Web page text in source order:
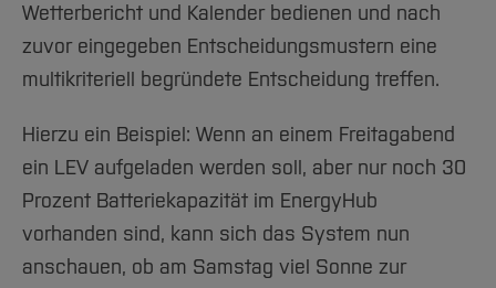
Wetterbericht und Kalender bedienen und nach
zuvor eingegeben Entscheidungsmustern eine
multikriteriell begründete Entscheidung treffen.
Hierzu ein Beispiel: Wenn an einem Freitagabend
ein LEV aufgeladen werden soll, aber nur noch 30
Prozent Batteriekapazität im EnergyHub
vorhanden sind, kann sich das System nun
anschauen, ob am Samstag viel Sonne zur